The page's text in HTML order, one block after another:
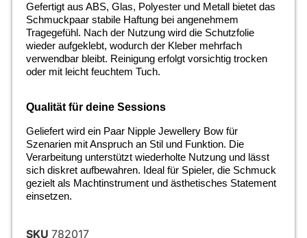
Gefertigt aus ABS, Glas, Polyester und Metall bietet das
Schmuckpaar stabile Haftung bei angenehmem
Tragegefühl. Nach der Nutzung wird die Schutzfolie
wieder aufgeklebt, wodurch der Kleber mehrfach
verwendbar bleibt. Reinigung erfolgt vorsichtig trocken
oder mit leicht feuchtem Tuch.
Qualität für deine Sessions
Geliefert wird ein Paar Nipple Jewellery Bow für
Szenarien mit Anspruch an Stil und Funktion. Die
Verarbeitung unterstützt wiederholte Nutzung und lässt
sich diskret aufbewahren. Ideal für Spieler, die Schmuck
gezielt als Machtinstrument und ästhetisches Statement
einsetzen.
SKU 782017